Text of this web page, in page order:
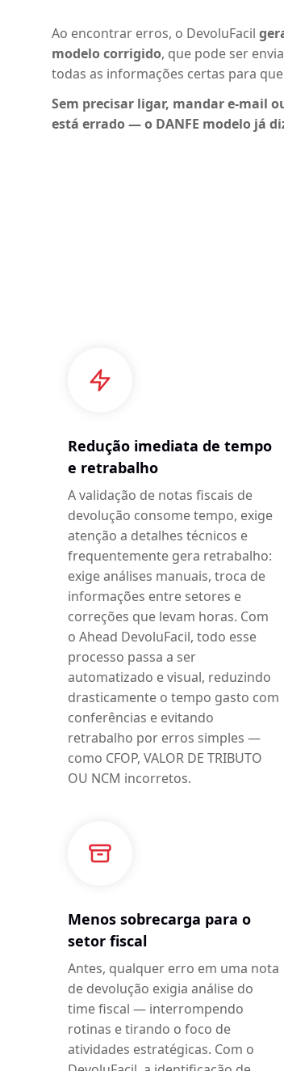
Ao encontrar erros, o DevoluFacil
modelo corrigido, que pode ser
todas as informações certas para
Sem precisar ligar, mandar e-mail
está errado — o DANFE modelo já
Redução imediata de tempo
e retrabalho
A validação de notas fiscais de
devolução consome tempo, exige
atenção a detalhes técnicos e
frequentemente gera retrabalho:
exige análises manuais, troca de
informações entre setores e
correções que levam horas. Com
o Ahead DevoluFacil, todo esse
processo passa a ser
automatizado e visual, reduzindo
drasticamente o tempo gasto com
conferências e evitando
retrabalho por erros simples —
como CFOP, VALOR DE TRIBUTO
OU NCM incorretos.
Menos sobrecarga para o
setor fiscal
Antes, qualquer erro em uma nota
de devolução exigia análise do
time fiscal — interrompendo
rotinas e tirando o foco de
atividades estratégicas. Com o